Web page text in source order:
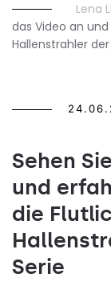
Lena
das Video an
Hallenstrahler
Sehen
und
die
Serie